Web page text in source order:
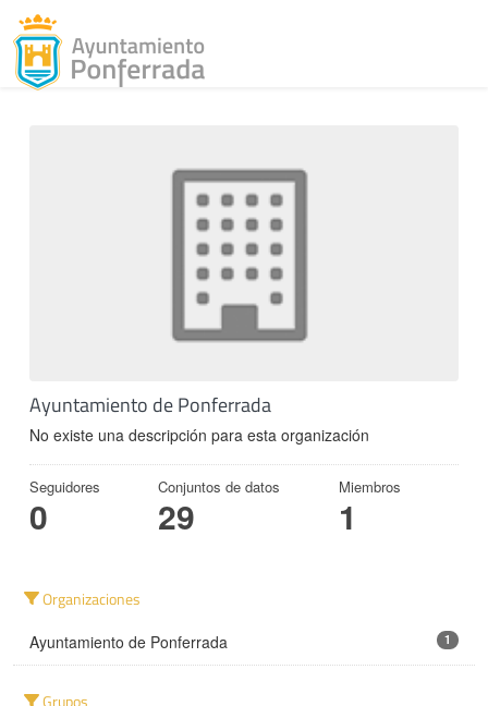
Ayuntamiento de Ponferrada
No existe una descripción para esta organización
Seguidores
0
Conjuntos de datos
29
Miembros
1
Organizaciones
Ayuntamiento de Ponferrada 1
Grupos